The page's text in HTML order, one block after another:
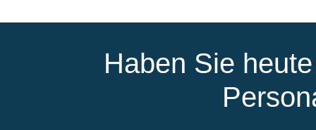
Haben Sie